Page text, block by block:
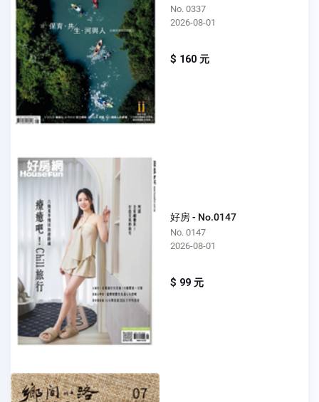
No. 0337
2026-08-01
$ 160 元
好房 - No.0147
No. 0147
2026-08-01
$ 99 元